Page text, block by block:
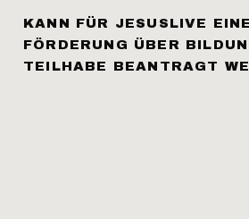
KANN FÜR JESUSLIVE EINE
FÖRDERUNG ÜBER
TEILHABE BEANTRAGT